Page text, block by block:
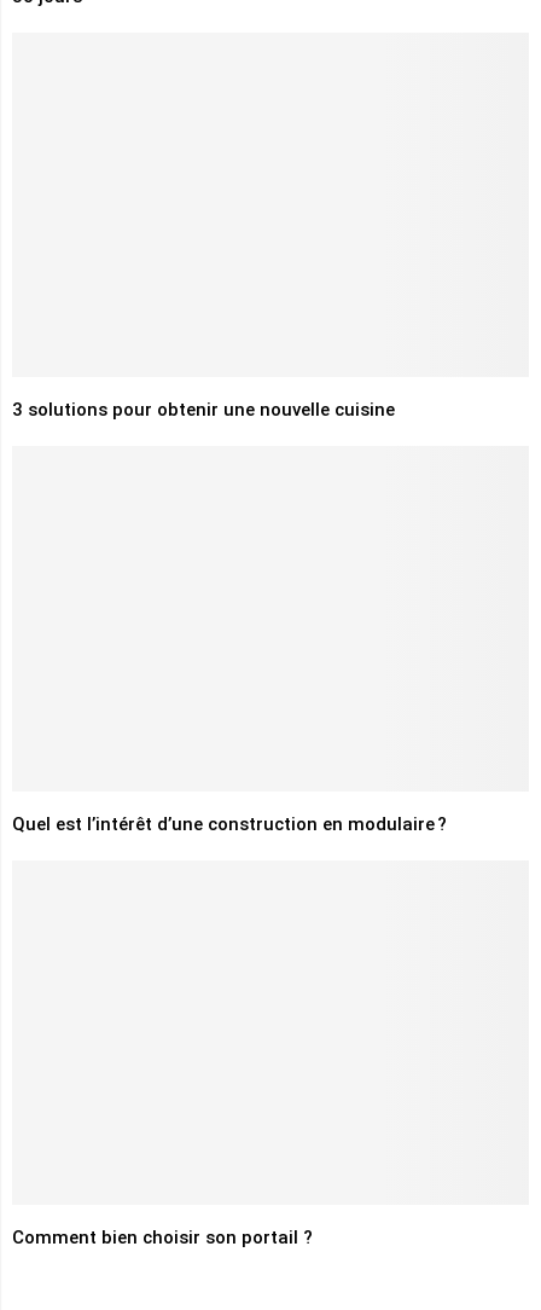
3 solutions pour obtenir une nouvelle cuisine
Quel est l’intérêt d’une construction en modulaire ?
Comment bien choisir son portail ?